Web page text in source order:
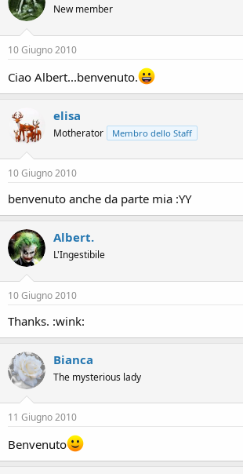
New member
10 Giugno 2010
Ciao Albert...benvenuto.
elisa
Motherator Membro dello Staff
10 Giugno 2010
benvenuto anche da parte mia :YY
Albert.
L'Ingestibile
10 Giugno 2010
Thanks. :wink:
Bianca
The mysterious lady
11 Giugno 2010
Benvenuto